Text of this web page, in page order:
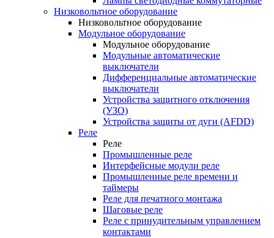
Низковольтное оборудование
Низковольтное оборудование
Модульное оборудование
Модульное оборудование
Модульные автоматические
выключатели
Дифференциальные автоматические
выключатели
Устройства защитного отключения
(УЗО)
Устройства защиты от дуги (AFDD)
Реле
Реле
Промышленные реле
Интерфейсные модули реле
Промышленные реле времени и
таймеры
Реле для печатного монтажа
Шаговые реле
Реле с принудительным управлением
контактами